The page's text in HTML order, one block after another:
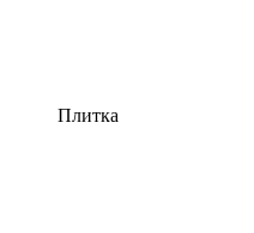
Плитка